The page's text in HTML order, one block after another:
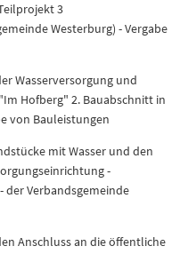
3
Westerburg) - Vergabe
Wasserversorgung und
Hofberg" 2. Bauabschnitt in
von Bauleistungen
mit Wasser und den
-
der Verbandsgemeinde
Anschluss an die öffentliche